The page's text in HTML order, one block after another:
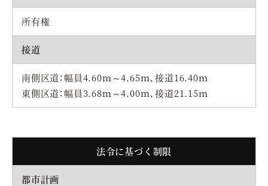
所有権
接道
南側区道：幅員4.60ｍ～4.65ｍ、接道16.40ｍ
東側区道：幅員3.68ｍ～4.00ｍ、接道21.15ｍ
法令に基づく制限
都市計画